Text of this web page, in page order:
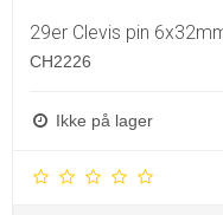
29er Clevis pin
CH2226
Ikke på lager